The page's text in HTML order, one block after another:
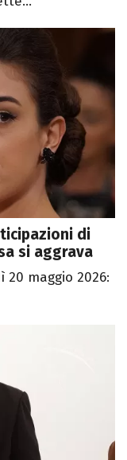
di
si aggrava
maggio 2026: